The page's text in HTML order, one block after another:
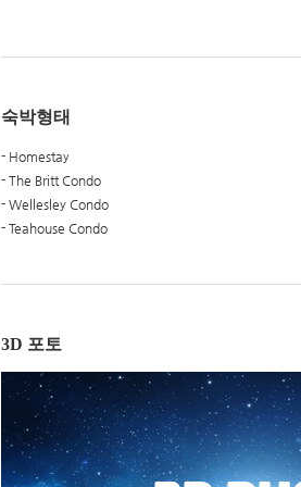
숙박형태
- Homestay
- The Britt Condo
- Wellesley Condo
- Teahouse Condo
3D 포토